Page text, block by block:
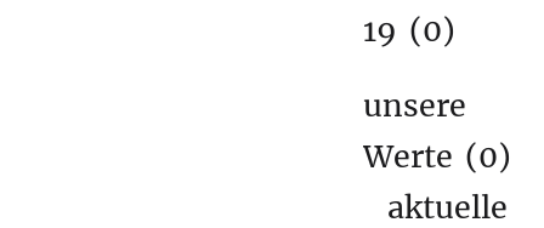
19 (0)
unsere
Werte (0)
aktuelle